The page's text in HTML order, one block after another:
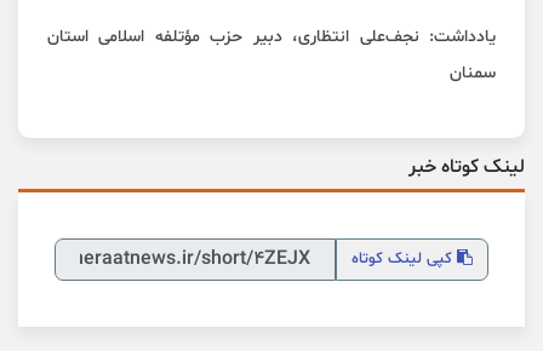
یادداشت: نجف‌علی انتظاری، دبیر حزب مؤتلفه اسلامی استان
سمنان
لینک کوتاه خبر
کپی لینک کوتاه